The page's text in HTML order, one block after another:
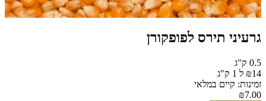
גרעיני תירס לפופקורן
0.5 ק"ג
₪14 ל 1 ק"ג
זמינות: קיים במלאי
₪7.00